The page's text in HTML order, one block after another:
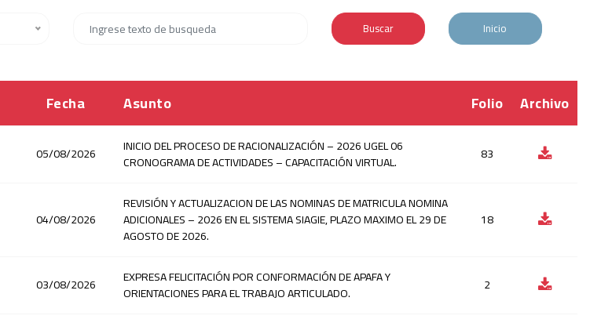
Buscar Inicio
Fecha Asunto Folio Archivo
05/08/2026
INICIO DEL PROCESO DE RACIONALIZACIÓN – 2026 UGEL 06
CRONOGRAMA DE ACTIVIDADES – CAPACITACIÓN VIRTUAL.
83
04/08/2026
REVISIÓN Y ACTUALIZACION DE LAS NOMINAS DE MATRICULA NOMINA
ADICIONALES – 2026 EN EL SISTEMA SIAGIE, PLAZO MAXIMO EL 29 DE
AGOSTO DE 2026.
18
03/08/2026
EXPRESA FELICITACIÓN POR CONFORMACIÓN DE APAFA Y
ORIENTACIONES PARA EL TRABAJO ARTICULADO.
2